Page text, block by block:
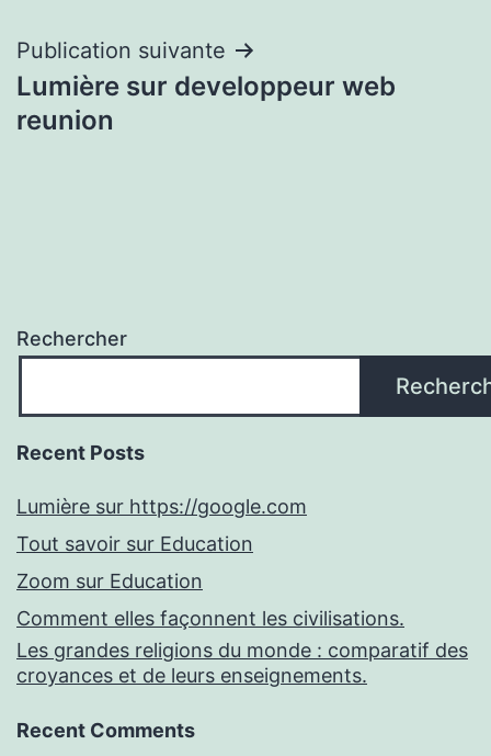
Publication suivante
Lumière sur developpeur web
reunion
Rechercher
Recent Posts
Lumière sur https://google.com
Tout savoir sur Education
Zoom sur Education
Comment elles façonnent les civilisations.
Les grandes religions du monde : comparatif des
croyances et de leurs enseignements.
Recent Comments